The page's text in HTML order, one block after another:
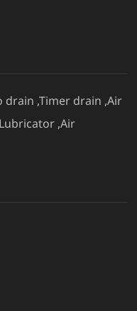
drain ,Timer drain ,Air
,Air